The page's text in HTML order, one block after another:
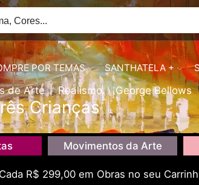
POR TEMAS SANTHATELA +
de Arte Realismo George Bellows
Crianças
Movimentos da Arte
R$ 299,00 em Obras no seu